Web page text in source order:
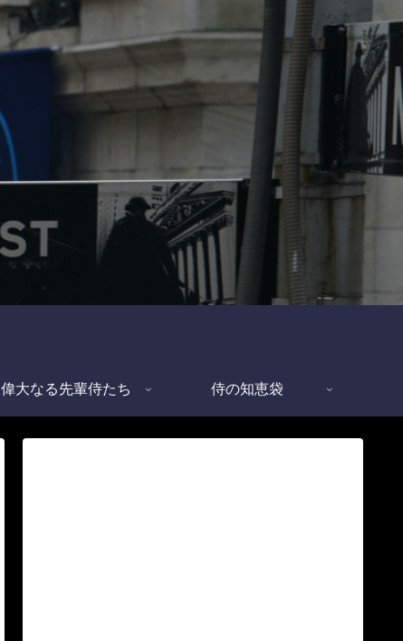
偉大なる先輩侍たち 侍の知恵袋